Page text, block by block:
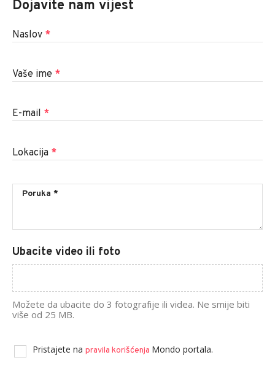
Dojavite nam vijest
Naslov *
Vaše ime *
E-mail *
Lokacija *
Ubacite video ili foto
Možete da ubacite do 3 fotografije ili videa. Ne smije biti
više od 25 MB.
Pristajete na pravila korišćenja Mondo portala.